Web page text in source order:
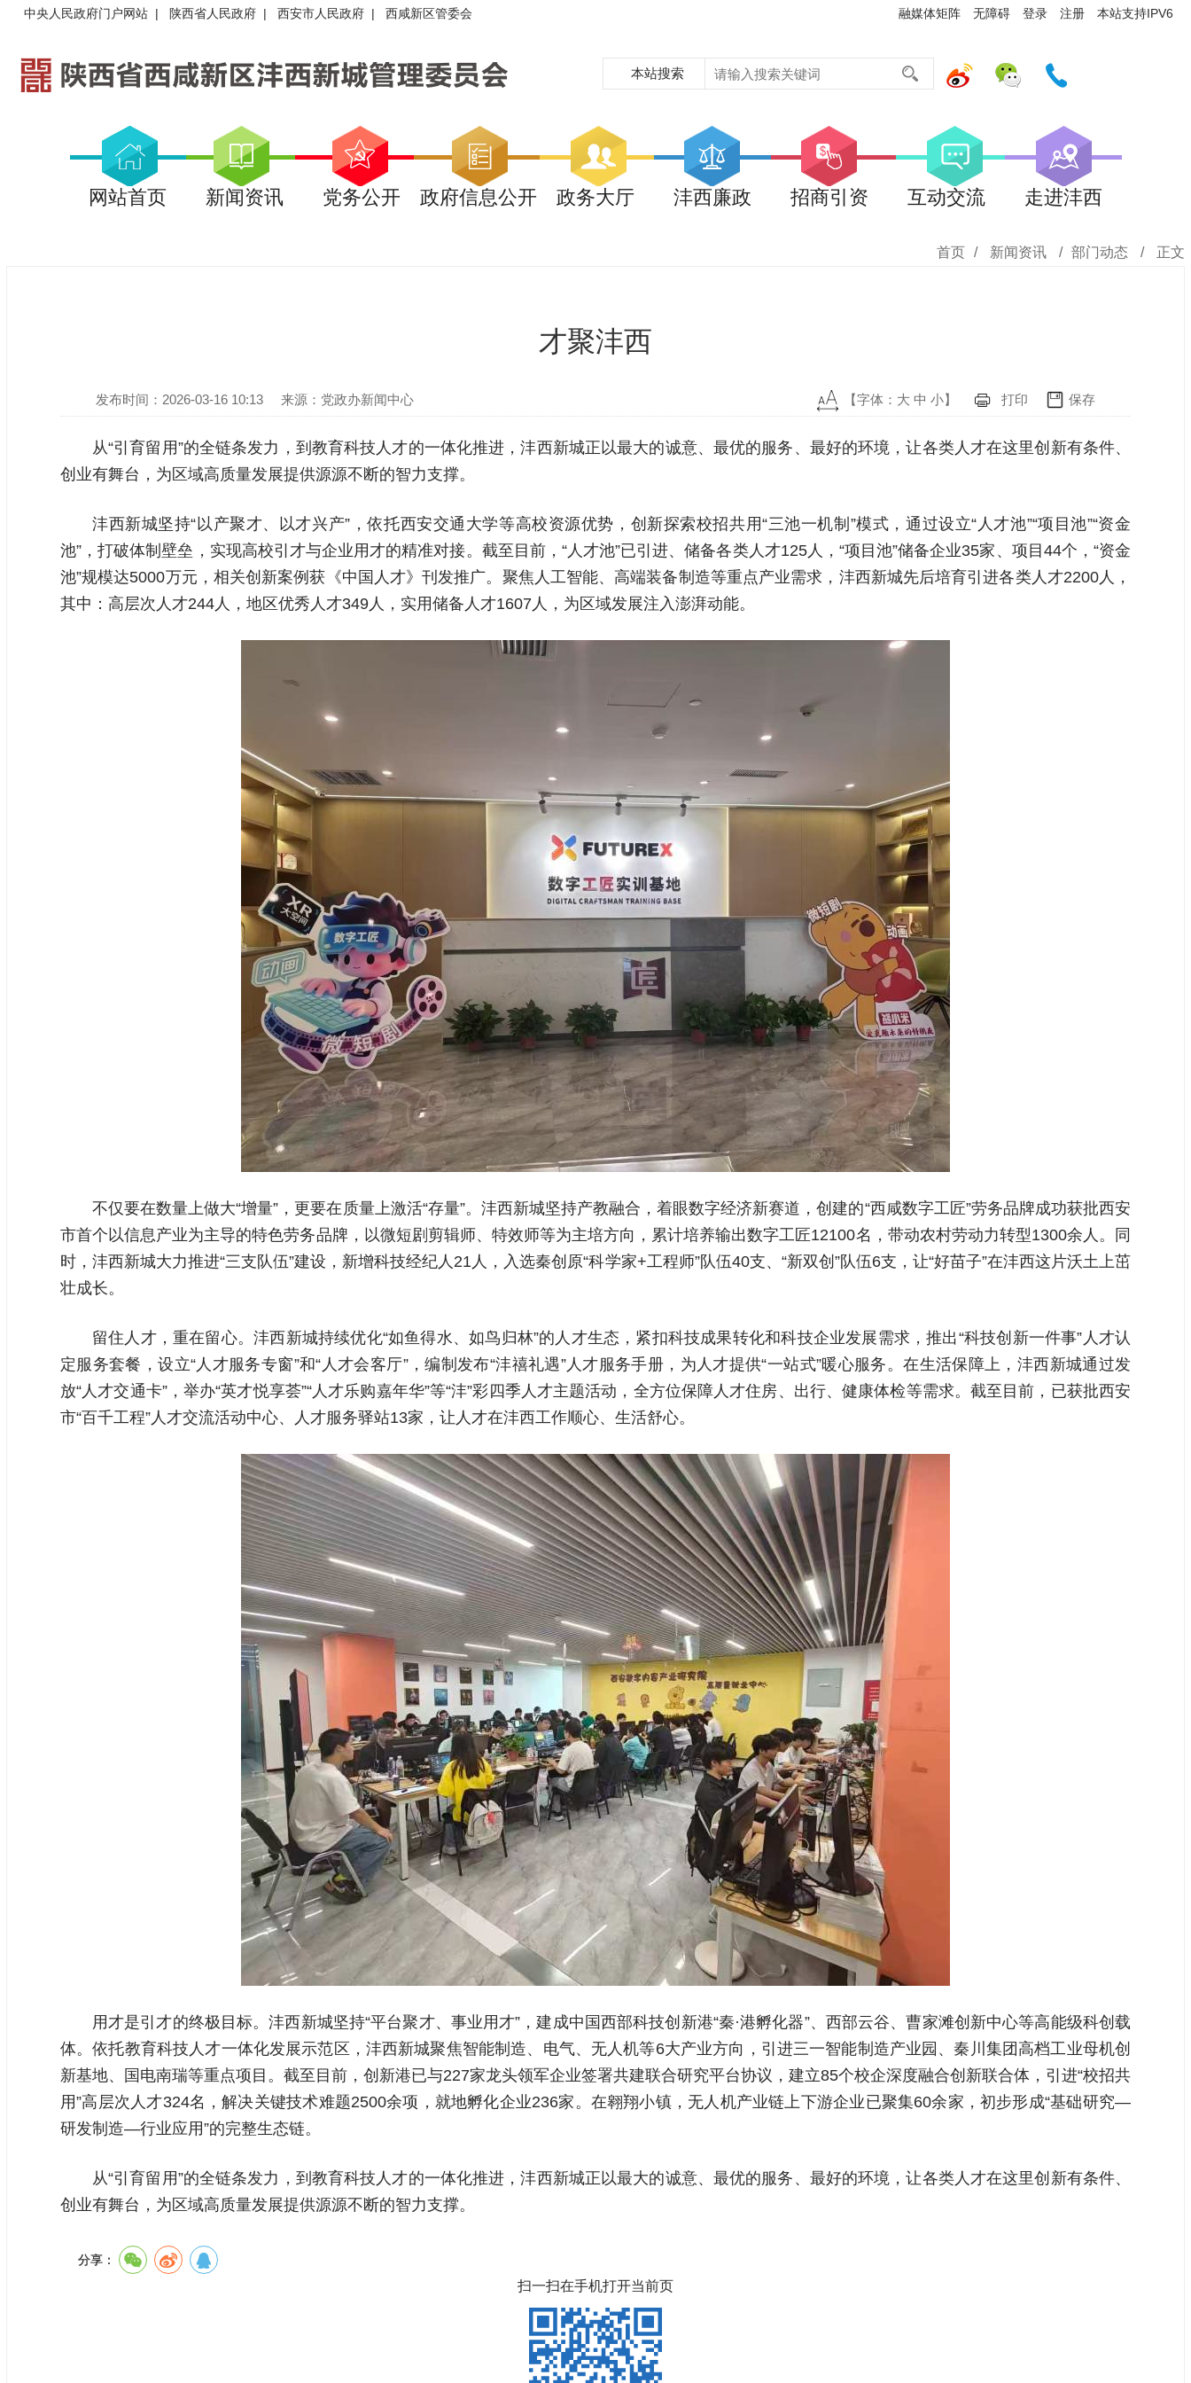
融媒体矩阵 无障碍 登录 注册 本站支持IPV6
中央人民政府门户网站 | 陕西省人民政府 | 西安市人民政府 | 西咸新区管委会
本站搜索
网站首页 新闻资讯 党务公开 政府信息公开 政务大厅 沣西廉政 招商引资 互动交流 走进沣西
首页 / 新闻资讯 / 部门动态 / 正文
才聚沣西
发布时间：2026-03-16 10:13 来源：党政办新闻中心 【字体： 大 中 小】 打印 保存
从“引育留用”的全链条发力，到教育科技人才的一体化推进，沣西新城正以最大的诚意、最优的服务、最好的环境，让各类人才在这里创新有条件、
创业有舞台，为区域高质量发展提供源源不断的智力支撑。
沣西新城坚持“以产聚才、以才兴产”，依托西安交通大学等高校资源优势，创新探索校招共用“三池一机制”模式，通过设立“人才池”“项目池”“资金
池”，打破体制壁垒，实现高校引才与企业用才的精准对接。截至目前，“人才池”已引进、储备各类人才125人，“项目池”储备企业35家、项目44个，“资金
池”规模达5000万元，相关创新案例获《中国人才》刊发推广。聚焦人工智能、高端装备制造等重点产业需求，沣西新城先后培育引进各类人才2200人，
其中：高层次人才244人，地区优秀人才349人，实用储备人才1607人，为区域发展注入澎湃动能。
不仅要在数量上做大“增量”，更要在质量上激活“存量”。沣西新城坚持产教融合，着眼数字经济新赛道，创建的“西咸数字工匠”劳务品牌成功获批西安
市首个以信息产业为主导的特色劳务品牌，以微短剧剪辑师、特效师等为主培方向，累计培养输出数字工匠12100名，带动农村劳动力转型1300余人。同
时，沣西新城大力推进“三支队伍”建设，新增科技经纪人21人，入选秦创原“科学家+工程师”队伍40支、“新双创”队伍6支，让“好苗子”在沣西这片沃土上茁
壮成长。
留住人才，重在留心。沣西新城持续优化“如鱼得水、如鸟归林”的人才生态，紧扣科技成果转化和科技企业发展需求，推出“科技创新一件事”人才认
定服务套餐，设立“人才服务专窗”和“人才会客厅”，编制发布“沣禧礼遇”人才服务手册，为人才提供“一站式”暖心服务。在生活保障上，沣西新城通过发
放“人才交通卡”，举办“英才悦享荟”“人才乐购嘉年华”等“沣”彩四季人才主题活动，全方位保障人才住房、出行、健康体检等需求。截至目前，已获批西安
市“百千工程”人才交流活动中心、人才服务驿站13家，让人才在沣西工作顺心、生活舒心。
用才是引才的终极目标。沣西新城坚持“平台聚才、事业用才”，建成中国西部科技创新港“秦·港孵化器”、西部云谷、曹家滩创新中心等高能级科创载
体。依托教育科技人才一体化发展示范区，沣西新城聚焦智能制造、电气、无人机等6大产业方向，引进三一智能制造产业园、秦川集团高档工业母机创
新基地、国电南瑞等重点项目。截至目前，创新港已与227家龙头领军企业签署共建联合研究平台协议，建立85个校企深度融合创新联合体，引进“校招共
用”高层次人才324名，解决关键技术难题2500余项，就地孵化企业236家。在翱翔小镇，无人机产业链上下游企业已聚集60余家，初步形成“基础研究—
研发制造—行业应用”的完整生态链。
从“引育留用”的全链条发力，到教育科技人才的一体化推进，沣西新城正以最大的诚意、最优的服务、最好的环境，让各类人才在这里创新有条件、
创业有舞台，为区域高质量发展提供源源不断的智力支撑。
分享：
扫一扫在手机打开当前页